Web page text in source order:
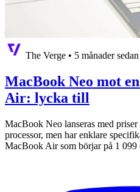
The Verge • 5 månader sedan
MacBook Neo mot
Air: lycka till
MacBook Neo lanseras med
processor, men har enklare
MacBook Air som börjar på 1 099